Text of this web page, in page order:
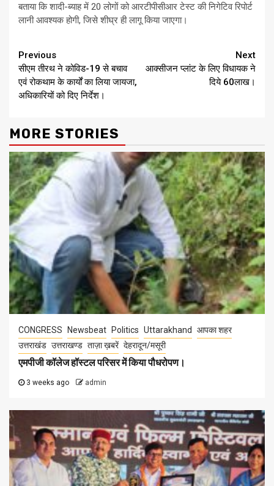
बताया कि शादी-ब्याह में 20 लोगों को आरटीपीसीआर टेस्ट की निगेटिव रिपोर्ट
लानी आवश्यक होगी, जिसे शीघ्र ही लागू किया जाएगा।
Continue
Reading
Previous
सीएम तीरथ ने कोविड-19 से बचाव
एवं रोकथाम के कार्यों का लिया जायजा,
अधिकारियों को दिए निर्देश।
Next
आक्सीजन प्लांट के लिए विधायक ने
दिये 60लाख।
MORE STORIES
CONGRESS Newsbeat Politics Uttarakhand
आपका शहर
उत्तराखंड उत्तराखण्ड ताज़ा ख़बरें देहरादून/मसूरी
एमपीजी कॉलेज हॉस्टल परिसर में किया पौधरोपण।
3 weeks ago admin